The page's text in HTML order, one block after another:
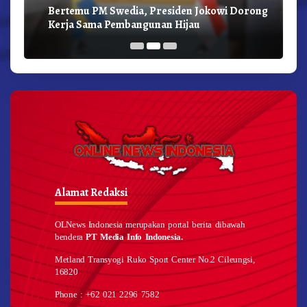
Bertemu PM Swedia, Presiden Jokowi Dorong
Kerja Sama Pembangunan Hijau
Alamat Redaksi
OLNews Indonesia merupakan portal berita dibawah
benderaPT Media Info Indonesia.
Metland Transyogi Ruko Sport Center No.2 Cileungsi,
16820
Phone : +62 021 2296 7582